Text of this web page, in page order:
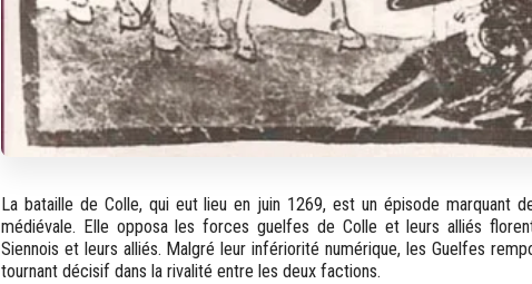
La bataille de Colle, qui eut lieu en juin 1269, est un épisode marquant
médiévale. Elle opposa les forces guelfes de Colle et leurs alliés
Siennois et leurs alliés. Malgré leur infériorité numérique, les Guelfes
tournant décisif dans la rivalité entre les deux factions.